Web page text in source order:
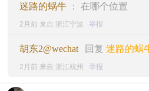
迷路的蜗牛 ： 在哪个位置
2月前 来自 浙江宁波 举报
胡东2@wechat 回复 迷路的蜗
2月前 来自 浙江杭州 举报